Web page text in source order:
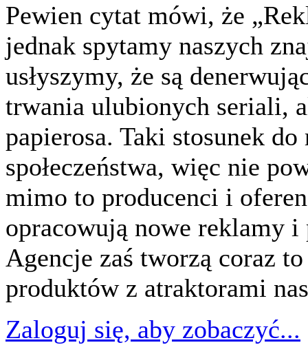
Pewien cytat mówi, że
jednak spytamy naszych
usłyszymy, że są
trwania ulubionych seriali,
papierosa. Taki stosunek
społeczeństwa, więc nie
mimo to producenci i
opracowują nowe reklamy i
Agencje zaś tworzą coraz
produktów z atraktorami
Zaloguj się, aby zobaczyć...